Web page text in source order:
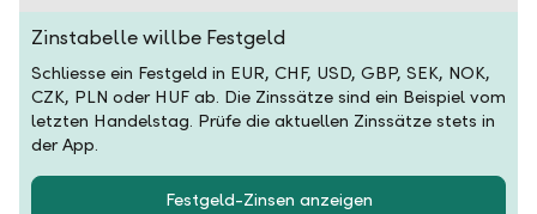
Zinstabelle willbe Festgeld
Schliesse ein Festgeld in EUR, CHF, USD, GBP, SEK, NOK,
CZK, PLN oder HUF ab. Die Zinssätze sind ein Beispiel vom
letzten Handelstag. Prüfe die aktuellen Zinssätze stets in
der App.
Festgeld-Zinsen anzeigen